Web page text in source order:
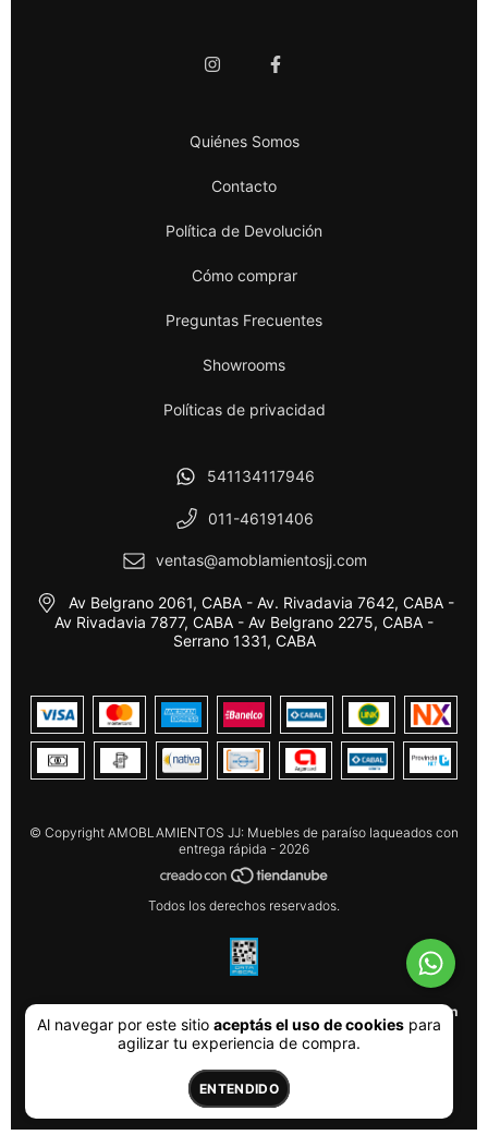
Al navegar por este sitioaceptás el uso de cookies para
agilizar tu experiencia de compra.
ENTENDIDO
Quiénes Somos
Contacto
Política de Devolución
Cómo comprar
Preguntas Frecuentes
Showrooms
Políticas de privacidad
541134117946
011-46191406
ventas@amoblamientosjj.com
Av Belgrano 2061, CABA - Av. Rivadavia 7642, CABA -
Av Rivadavia 7877, CABA - Av Belgrano 2275, CABA -
Serrano 1331, CABA
© Copyright AMOBLAMIENTOS JJ: Muebles de paraíso laqueados con
entrega rápida - 2026
Todos los derechos reservados.
Defensa de las y los consumidores. Para reclamos
Botón
de arrepentimiento